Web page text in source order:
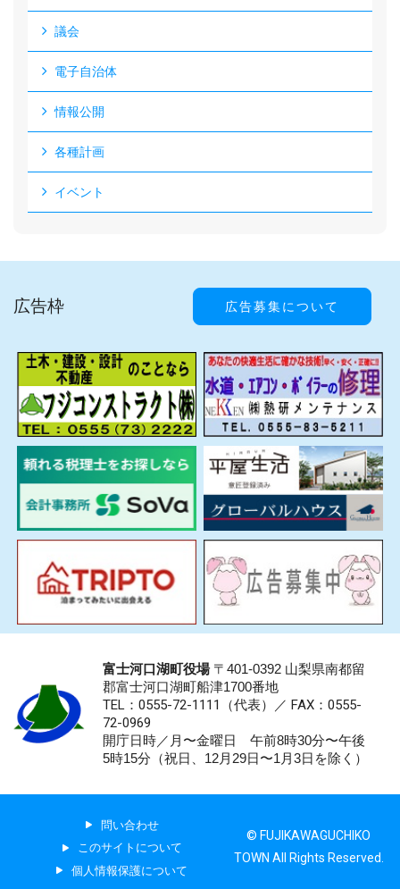
議会
電子自治体
情報公開
各種計画
イベント
広告枠 広告募集について
富士河口湖町役場〒401-0392 山梨県南都留
郡富士河口湖町船津1700番地
TEL：0555-72-1111 （代表）／ FAX：0555-
72-0969
開庁日時／月〜金曜日 午前8時30分〜午後
5時15分（祝日、12月29日〜1月3日を除く）
問い合わせ
このサイトについて
個人情報保護について
© FUJIKAWAGUCHIKO
TOWN All Rights Reserved.